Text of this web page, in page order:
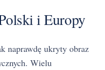
i Europy
naprawdę ukryty obraz
Wielu